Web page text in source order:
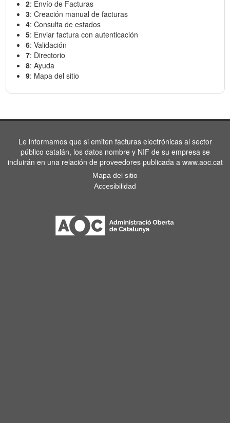
2: Envío de Facturas
3: Creación manual de facturas
4: Consulta de estados
5: Enviar factura con autenticación
6: Validación
7: Directorio
8: Ayuda
9: Mapa del sitio
Le informamos que si emiten facturas electrónicas al sector
público catalán, los datos nombre y NIF de su empresa se
incluirán en una relación de proveedores publicada a www.aoc.cat
Mapa del sitio
Accesibilidad